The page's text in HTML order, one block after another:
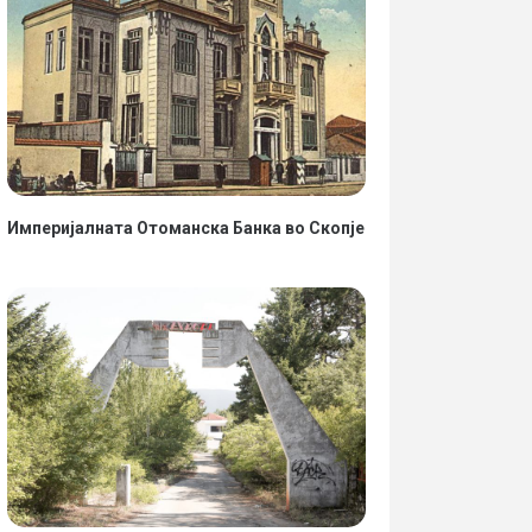
Империјалната Отоманска Банка во Скопје